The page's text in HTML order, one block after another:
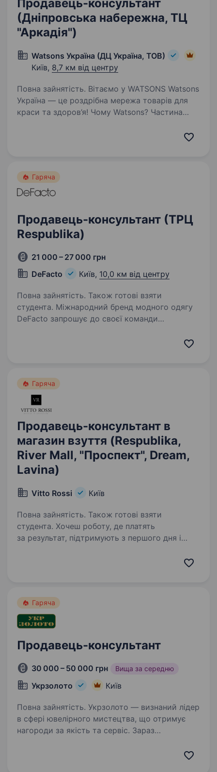
Продавець-консультант
(Дніпровська набережна, ТЦ
"Аркадія")
Watsons Україна (ДЦ Україна, ТОВ)
Київ, 8,7 км від центру
Повна зайнятість. Вітаємо у WATSONS Watsons
Україна — це роздрібна мережа товарів для
краси та здоров’я! Чому Watsons? Частина
у світі мережі роздрібної торгівлі продукцією
Гаряча
Продавець-консультант (ТРЦ
Respublika)
21 000 – 27 000 грн
DeFacto
Київ, 10,0 км від центру
Повна зайнятість. Також готові взяти
студента. Міжнародний бренд модного одягу
DeFacto запрошує до своєї команди
Гаряча
Продавець-консультант в
магазин взуття (Respublika,
River Mall, "Проспект", Dream,
Lavina)
Vitto Rossi Київ
Повна зайнятість. Також готові взяти
студента. Хочеш роботу, де платять
за результат, підтримують з першого дня і
Гаряча
Продавець-консультант
30 000 – 50 000 грн Вища за середню
Укрзолото Київ
Повна зайнятість. Укрзолото — визнаний лідер
в сфері ювелірного мистецтва, що отримує
нагороди за якість та сервіс. Зараз
що доповнить нашу команду професіоналів.